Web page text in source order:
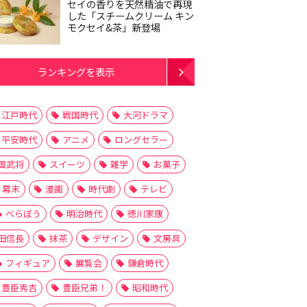
セイの香りを天然精油で再現
した「スチームクリーム キン
モクセイ&茶」新登場
ランキングを表示
江戸時代 戦国時代
大河ドラマ
平安時代
アニメ
ロングセラー
武将
スイーツ 雑学
お菓子
幕末
漫画 時代劇
テレビ
べらぼう
明治時代
徳川家康
信長
抹茶 デザイン
文房具
フィギュア
展覧会
鎌倉時代
豊臣秀吉
豊臣兄弟！
昭和時代